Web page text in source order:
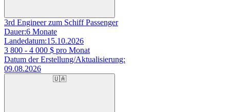
3rd Engineer zum Schiff Passenger
Dauer:6 Monate
Landedatum:15.10.2026
3 800 - 4 000 $ pro Monat
Datum der Erstellung/Aktualisierung:
09.08.2026
🇺🇦